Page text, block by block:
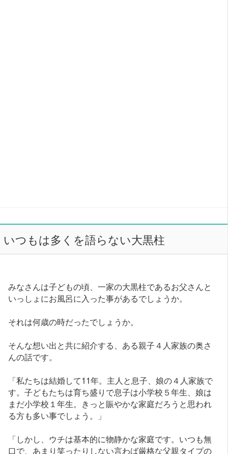
いつもは多くを語らない大黒柱
みなさんは子どもの頃、一家の大黒柱であるお父さんと
いっしょにお風呂に入った事があるでしょうか。
それは何歳の時だったでしょうか。
そんな想い出と共に紹介する、ある親子４人家族の奥さ
んの話です。
「私たちは結婚して11年。主人と息子、娘の４人家族で
す。子どもたちは育ち盛りで息子は小学校５年生、娘は
まだ小学校１年生。きっと賑やかな家庭だろうと思われ
る方も多い事でしょう。」
「しかし、ウチは基本的に物静かな家庭です。いつも無
口で、あまり笑ったりしない言わば厳格な父親タイプの